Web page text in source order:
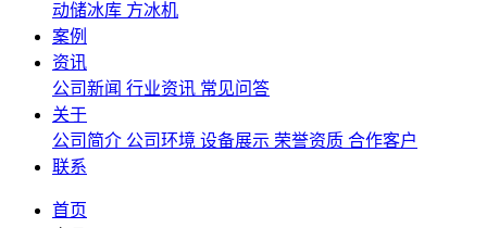
动储冰库 方冰机
案例
资讯
公司新闻 行业资讯 常见问答
关于
公司简介 公司环境 设备展示 荣誉资质 合作客户
联系
首页